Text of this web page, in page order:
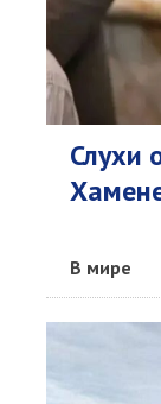
Слухи
В мире